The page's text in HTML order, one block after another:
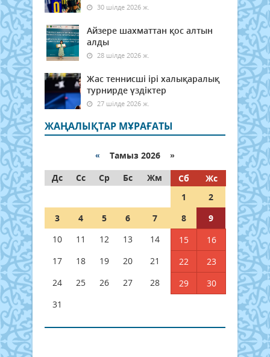
30 шілде 2026 ж.
Айзере шахматтан қос алтын
алды
28 шілде 2026 ж.
Жас теннисші ірі халықаралық
турнирде үздіктер
27 шілде 2026 ж.
ЖАҢАЛЫҚТАР МҰРАҒАТЫ
« Тамыз 2026 »
Дс
Сс Ср Бс Жм Сб
Жс
1
2
3
4 5 6 7 8
9
10
11 12 13 14 15
16
17
18 19 20 21 22
23
24
25 26 27 28 29
30
31